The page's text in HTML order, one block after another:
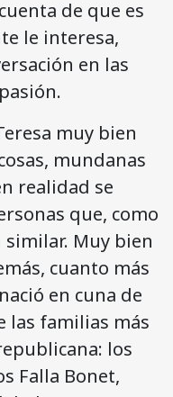
de que es
le interesa,
en las
muy bien
mundanas
realidad se
que, como
Muy bien
cuanto más
en cuna de
las familias más
los
Falla Bonet,